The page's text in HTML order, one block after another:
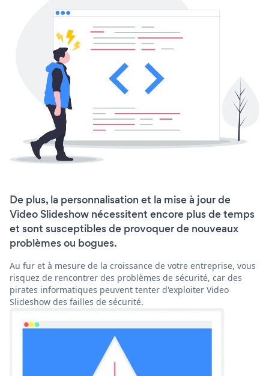
De plus, la personnalisation et la mise à jour de
Video Slideshow nécessitent encore plus de temps
et sont susceptibles de provoquer de nouveaux
problèmes ou bogues.
Au fur et à mesure de la croissance de votre entreprise, vous
risquez de rencontrer des problèmes de sécurité, car des
pirates informatiques peuvent tenter d'exploiter Video
Slideshow des failles de sécurité.